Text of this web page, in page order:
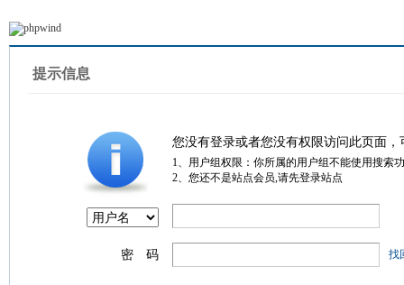
提示信息
您没有登录或者您没有权限访问此页面
1、用户组权限：你所属的用户组不能使用搜索
2、您还不是站点会员,请先登录站点
密 码 找